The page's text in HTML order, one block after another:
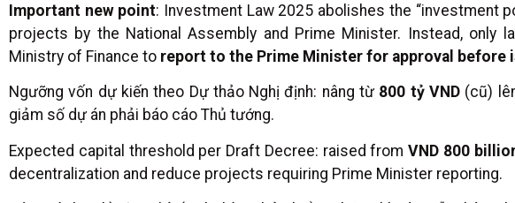
Important new point: Investment Law 2025 abolishes the “investment
projects by the National Assembly and Prime Minister. Instead, only
Ministry of Finance to report to the Prime Minister for approval before
Ngưỡng vốn dự kiến theo Dự thảo Nghị định: nâng từ 800 tỷ VND(cũ)
giảm số dự án phải báo cáo Thủ tướng.
Expected capital threshold per Draft Decree: raised fromVND 800
decentralization and reduce projects requiring Prime Minister reporting.